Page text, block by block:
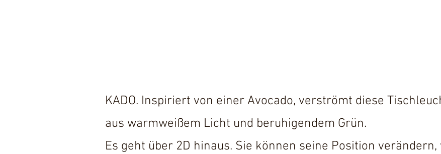
KADO. Inspiriert von einer Avocado, verströmt diese
aus warmweißem Licht und beruhigendem Grün.
Es geht über 2D hinaus. Sie können seine Position